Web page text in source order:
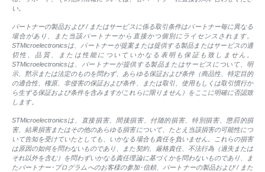
い。
パートナーの製品および / またはサービスに係る取引条件はパートナー毎に異なる
場合があり、また当該パートナーから直接かつ個別にライセンスされます。
STMicroelectronicsは、パートナーが提案または提供する製品またはサービスの適
切性、品質、または性能についていかなる表明も保証も致しません。
STMicroelectronicsは、パートナーが提供する製品またはサービスについて、明
示、黙示または法定のものを問わず、あらゆる保証および条件（商品性、特定目的
の適合性、権原、非侵害の保証および条件、または取引、使用もしくは取引慣行か
ら生ずる保証および条件を含みますがこれらに限りません）をここに明確に否認致
します。
STMicroelectronicsは、直接損害、間接損害、付随的損害、特別損害、懲罰的損
害、結果損害またはその他のあらゆる損害について、たとえ当該損害の可能性につ
いて告知を受けていたとしても、いかなる場合も責任を負いません。これらの損害
は原因の如何を問わないものであり、また契約、厳格責任、不法行為（過失または
それ以外を含む）を問わずいかなる責任理論に基づくかを問わないものであり、ま
たパートナー･プログラムへのお客様の参加･信頼、パートナーの製品および / また